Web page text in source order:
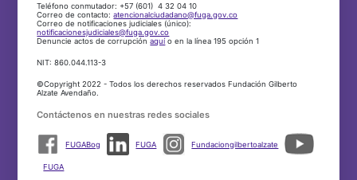
Teléfono conmutador: +57 (601) 4 32 04 10
Correo de contacto:atencionalciudadano@fuga.gov.co
Correo de notificaciones judiciales (único):
notificacionesjudiciales@fuga.gov.co
Denuncie actos de corrupciónaquío en la línea 195 opción 1
NIT: 860.044.113-3
©Copyright 2022 - Todos los derechos reservados Fundación Gilberto
Alzate Avendaño.
Contáctenos en nuestras redes sociales
FUGABog FUGA Fundaciongilbertoalzate
FUGA